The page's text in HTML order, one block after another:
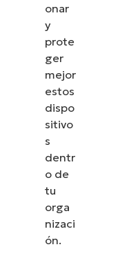
onar
y
prote
ger
mejor
estos
dispo
sitivo
s
dentr
o de
tu
orga
nizaci
ón.